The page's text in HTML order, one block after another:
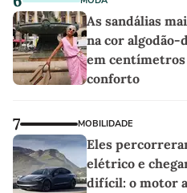
As sandálias
na cor algodão-
em
conforto
7 MOBILIDADE
Eles
elétrico e
difícil: o motor